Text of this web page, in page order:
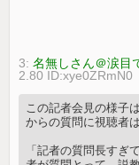
3:名無しさん＠涙目
2.80 ID:xye0ZRmN0
この記者会見の様子
からの質問に視聴者は
「記者の質問長すぎ